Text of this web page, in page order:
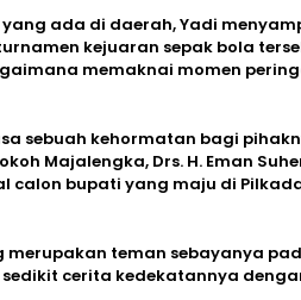
ada di daerah, Yadi
kejuaran sepak bola
memaknai momen
sebuah kehormatan bagi
Majalengka, Drs. H. Eman
calon bupati yang maju di
teman sebayanya
sedikit cerita kedekatannya